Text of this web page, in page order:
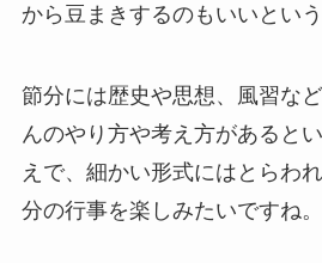
から豆まきするのもいいという
節分には歴史や思想、風習など
んのやり方や考え方があると
えで、 細かい形式にはとらわ
分の行事を楽しみたいですね。